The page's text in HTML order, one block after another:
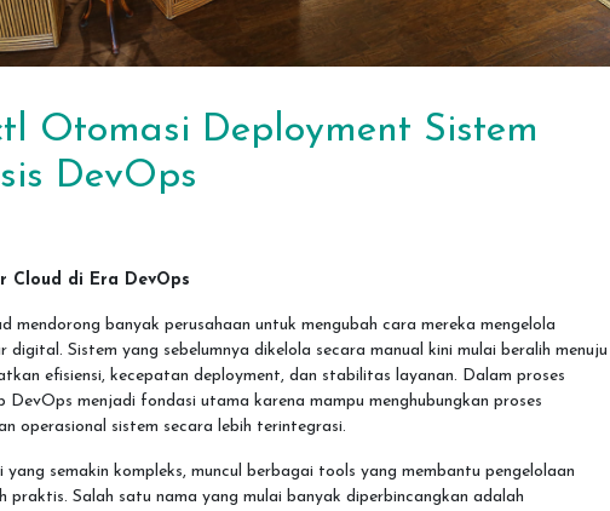
Otomasi Deployment Sistem
DevOps
Cloud di Era DevOps
mendorong banyak perusahaan untuk mengubah cara mereka mengelola
digital. Sistem yang sebelumnya dikelola secara manual kini mulai beralih menuju
efisiensi, kecepatan deployment, dan stabilitas layanan. Dalam proses
DevOps menjadi fondasi utama karena mampu menghubungkan proses
operasional sistem secara lebih terintegrasi.
semakin kompleks, muncul berbagai tools yang membantu pengelolaan
praktis. Salah satu nama yang mulai banyak diperbincangkan adalah